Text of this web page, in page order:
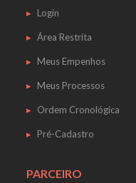
Login
Área Restrita
Meus Empenhos
Meus Processos
Ordem Cronológica
Pré-Cadastro
PARCEIRO